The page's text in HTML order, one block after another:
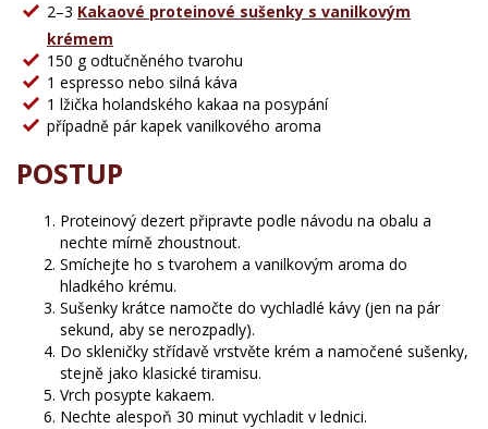
2–3 Kakaové proteinové sušenky s vanilkovým
krémem
150 g odtučněného tvarohu
1 espresso nebo silná káva
1 lžička holandského kakaa na posypání
případně pár kapek vanilkového aroma
POSTUP
Proteinový dezert připravte podle návodu na obalu a
nechte mírně zhoustnout.
Smíchejte ho s tvarohem a vanilkovým aroma do
hladkého krému.
Sušenky krátce namočte do vychladlé kávy (jen na pár
sekund, aby se nerozpadly).
Do skleničky střídavě vrstvěte krém a namočené sušenky,
stejně jako klasické tiramisu.
Vrch posypte kakaem.
Nechte alespoň 30 minut vychladit v lednici.